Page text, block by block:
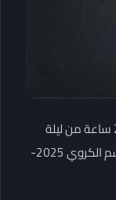
أشعلت رابطة الأندية، حماس الجماهير قبل 24 ساعة من ليلة
حسم الدوري، التي تحدد بطل المسابقة للموسم الكروي 2025-